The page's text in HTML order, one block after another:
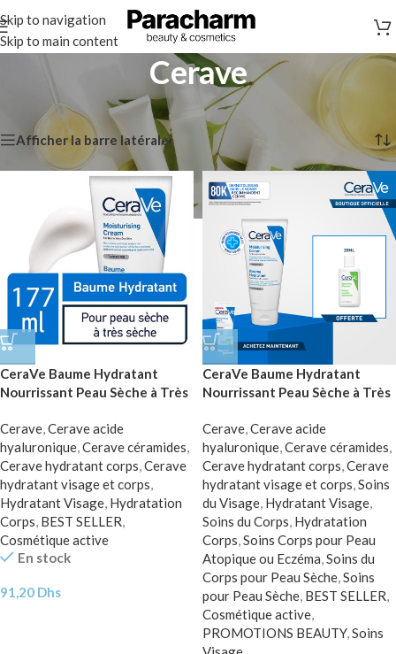
Skip to navigation
Skip to main content
Cerave
Cerave Affichage de 1–12 sur 41 résultats
Afficher la barre latérale
CeraVe Baume Hydratant
Nourrissant Peau Sèche à Très
Cerave,Cerave acide
hyaluronique,Cerave céramides,
Cerave hydratant corps,Cerave
hydratant visage et corps,
Hydratant Visage, Hydratation
Corps, BEST SELLER,
Cosmétique active
En stock
91,20 Dhs
CeraVe Baume Hydratant
Nourrissant Peau Sèche à Très
Miniature Offerte
Cerave,Cerave acide
hyaluronique,Cerave céramides,
Cerave hydratant corps,Cerave
hydratant visage et corps,Soins
du Visage, Hydratant Visage,
Soins du Corps, Hydratation
Corps,Soins Corps pour Peau
Atopique ou Eczéma,Soins du
Corps pour Peau Sèche,Soins
pour Peau Sèche, BEST SELLER,
Cosmétique active,
PROMOTIONS BEAUTY,Soins